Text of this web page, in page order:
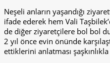
Neşeli anların yaşandığı
ifade ederek hem Vali
de diğer ziyaretçilere bol bol
2 yıl önce evin önünde
ettiklerini anlatması şaşkınlıkla